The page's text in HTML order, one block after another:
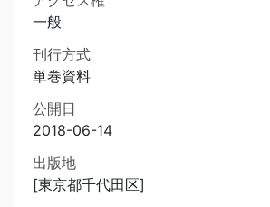
一般
刊行方式
単巻資料
公開日
2018-06-14
出版地
[東京都千代田区]